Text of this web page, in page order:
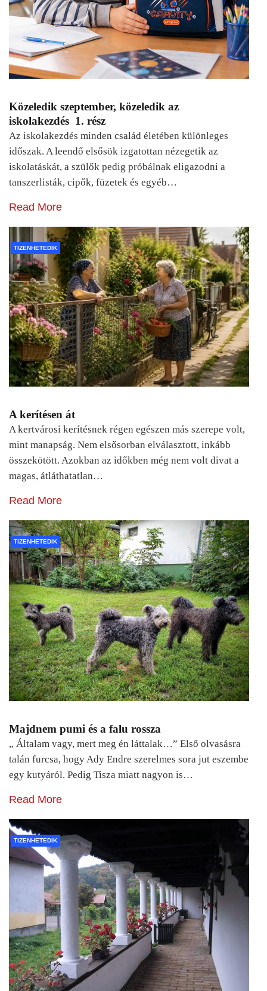
Közeledik szeptember, közeledik az
iskolakezdés 1. rész
Az iskolakezdés minden család életében különleges
időszak. A leendő elsősök izgatottan nézegetik az
iskolatáskát, a szülők pedig próbálnak eligazodni a
tanszerlisták, cipők, füzetek és egyéb…
Read More
TIZENHETEDIK
A kerítésen át
A kertvárosi kerítésnek régen egészen más szerepe volt,
mint manapság. Nem elsősorban elválasztott, inkább
összekötött. Azokban az időkben még nem volt divat a
magas, átláthatatlan…
Read More
TIZENHETEDIK
Majdnem pumi és a falu rossza
„ Általam vagy, mert meg én láttalak…” Első olvasásra
talán furcsa, hogy Ady Endre szerelmes sora jut eszembe
egy kutyáról. Pedig Tisza miatt nagyon is…
Read More
TIZENHETEDIK